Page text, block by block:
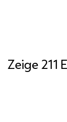
Zeige 211